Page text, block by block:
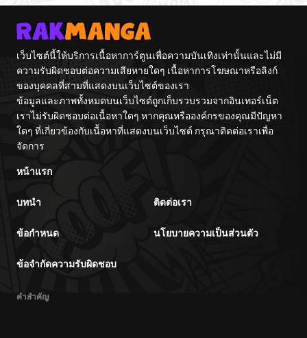
เว็บไซต์นี้ให้บริการเนื้อหาการ์ตูนเพื่อความบันเทิงเท่านั้นและไม่มี
ความรับผิดชอบต่อความเสียหายใดๆ เนื้อหาการโฆษณาหรือลิงก์
ของบุคคลที่สามที่แสดงบนเว็บไซต์ของเรา
ข้อมูลและภาพทั้งหมดบนเว็บไซต์ถูกเก็บรวบรวมจากอินเทอร์เน็ต
เราไม่รับผิดชอบต่อเนื้อหาใดๆ หากคุณหรือองค์กรของคุณมีปัญหา
ใดๆ ที่เกี่ยวข้องกับเนื้อหาที่แสดงบนเว็บไซต์ กรุณาติดต่อเราเพื่อ
จัดการ
หน้าแรก
บทนำ ติดต่อเรา
ข้อกำหนด นโยบายความเป็นส่วนตัว
ข้อจำกัดความรับผิดชอบ
คำสำคัญ